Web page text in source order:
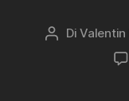
Autore
DiValentin